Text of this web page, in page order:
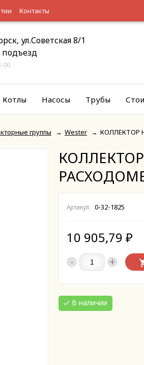
Контакты
ул.Советская 8/1
00
Котлы Насосы Трубы
группы → Wester → КОЛЛЕКТОР
КОЛЛЕКТОР
Артикул: 0-32-1825
10 905,79 ₽
- +
В наличии